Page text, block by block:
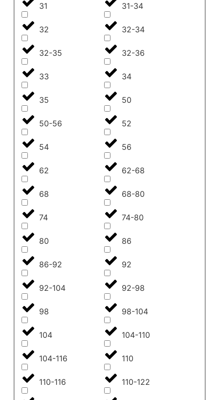
31 31-34
32 32-34
32-35 32-36
33 34
35 50
50-56 52
54 56
62 62-68
68 68-80
74 74-80
80 86
86-92 92
92-104 92-98
98 98-104
104 104-110
104-116 110
110-116 110-122